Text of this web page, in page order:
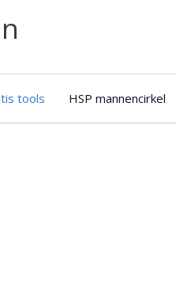
tools HSP mannencirkel